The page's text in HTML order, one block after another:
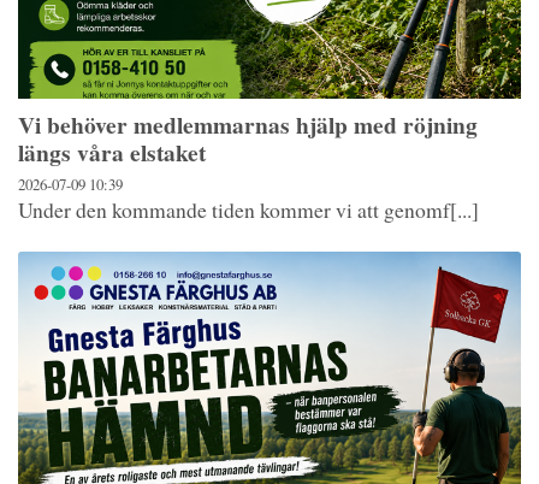
Vi behöver medlemmarnas hjälp med röjning
längs våra elstaket
2026-07-09 10:39
Under den kommande tiden kommer vi att genomf[...]